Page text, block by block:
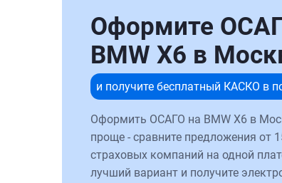
Оформите
BMW X6 в
и получите бесплатный КАСКО в
Оформить ОСАГО на BMW X6 в
проще - сравните предложения от
страховых компаний на одной
лучший вариант и получите